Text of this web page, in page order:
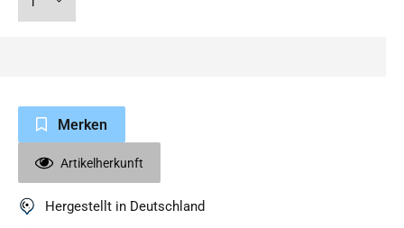
Merken
Artikelherkunft
Hergestellt in Deutschland